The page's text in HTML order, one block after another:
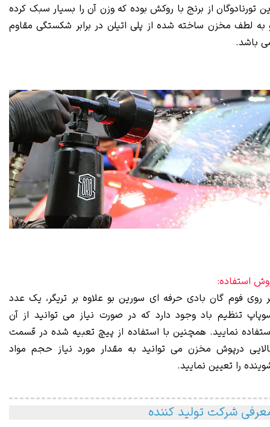
تورنادوگان از برنج با روکش بوده که وزن آن را بسیار سبک کرده
به لطف مخزن ساخته شده از پلی اتیلن در برابر شکستگی مقاوم
باشد.
استفاده:
روی فوم گان بادی حرفه ای سورین بو علاوه بر تریگر، یک عدد
تنظیم باد وجود دارد که در صورت نیاز می توانید از آن
نمایید. همچنین با استفاده از پیچ تعبیه شده در قسمت
درپوش مخزن می توانید به مقدار مورد نیاز حجم مواد
را تعیین نمایید.
شرکت تولید کننده